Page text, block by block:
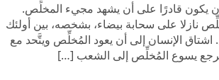
أن يكون قادرًا على أن يشهد مجيء المخلِّص.
نازلا على سحابة بيضاء، بشخصه، بين أولئك
اشتاق الإنسان إلى أن يعود المُخلِّص ويتَّحد مع
يرجع يسوع المُخلِّص إلى الشعب […]